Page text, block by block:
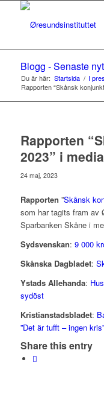
Blogg - Senaste
Du är här: Startsida / I
Rapporten “Skånsk
Rapporten
2023” i media
24 maj, 2023
Rapporten ”Skånsk
som har tagits fram av
Sparbanken Skåne i
Sydsvenskan: 9 000
Skånska Dagbladet:
Ystads Allehanda:
sydöst
Kristianstadsbladet:
”Det är tufft – ingen kris”
Share this entry